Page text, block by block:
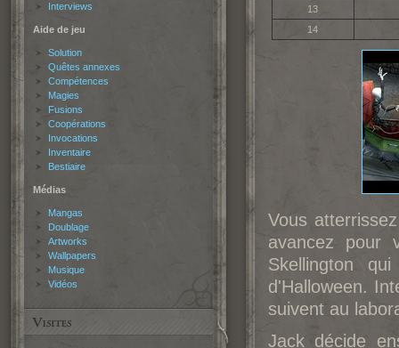
Interviews
Aide de jeu
Solution
Quêtes annexes
Compétences
Magies
Fusions
Coopérations
Invocations
Inventaire
Bestiaire
Médias
Mangas
Doublage
Artworks
Wallpapers
Musique
Vidéos
13
14
Vous
avancez pour
Skellington
d'Halloween.
suivent au
Jack décide